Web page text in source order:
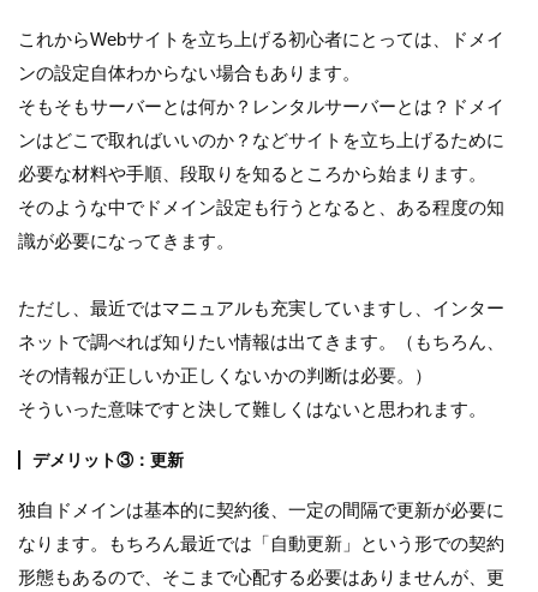
これからWebサイトを立ち上げる初心者にとっては、ドメイ
ンの設定自体わからない場合もあります。
そもそもサーバーとは何か？レンタルサーバーとは？ドメイ
ンはどこで取ればいいのか？などサイトを立ち上げるために
必要な材料や手順、段取りを知るところから始まります。
そのような中でドメイン設定も行うとなると、ある程度の知
識が必要になってきます。
ただし、最近ではマニュアルも充実していますし、インター
ネットで調べれば知りたい情報は出てきます。（もちろん、
その情報が正しいか正しくないかの判断は必要。）
そういった意味ですと決して難しくはないと思われます。
デメリット③：更新
独自ドメインは基本的に契約後、一定の間隔で更新が必要に
なります。もちろん最近では「自動更新」という形での契約
形態もあるので、そこまで心配する必要はありませんが、更